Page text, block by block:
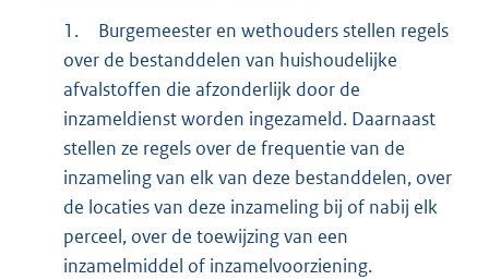
1.
Burgemeester en wethouders stellen regels
over de bestanddelen van huishoudelijke
afvalstoffen die afzonderlijk door de
inzameldienst worden ingezameld. Daarnaast
stellen ze regels over de frequentie van de
inzameling van elk van deze bestanddelen, over
de locaties van deze inzameling bij of nabij elk
perceel, over de toewijzing van een
inzamelmiddel of inzamelvoorziening.